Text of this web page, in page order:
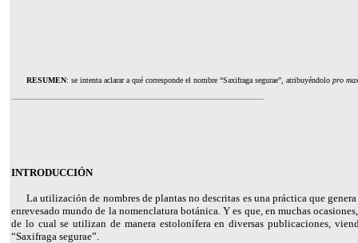
RESUMEN: se intenta aclarar a qué corresponde el nombre “Saxifraga segurae”, atribuyéndolopro
INTRODUCCIÓN
La utilización de nombres de plantas no descritas es una práctica que
enrevesado mundo de la nomenclatura botánica. Y es que, en muchas
de lo cual se utilizan de manera estolonífera en diversas publicaciones,
“Saxifraga segurae”.